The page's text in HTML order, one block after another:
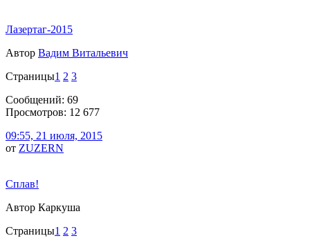
Лазертаг-2015
Автор Вадим Витальевич
Страницы1 2 3
Сообщений: 69
Просмотров: 12 677
09:55, 21 июля, 2015
от ZUZERN
Сплав!
Автор Каркуша
Страницы1 2 3